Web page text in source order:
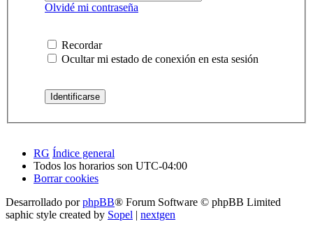
Olvidé mi contraseña
Recordar
Ocultar mi estado de conexión en esta sesión
RG Índice general
Todos los horarios son UTC-04:00
Borrar cookies
Desarrollado porphpBB® Forum Software © phpBB Limited
saphic style created by Sopel | nextgen